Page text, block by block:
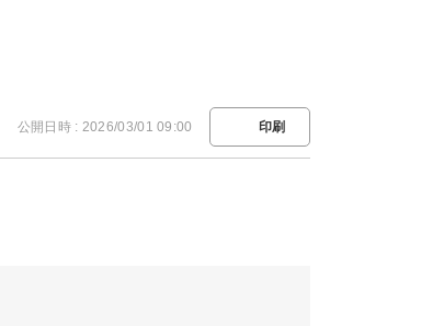
公開日時 : 2026/03/01 09:00 印刷